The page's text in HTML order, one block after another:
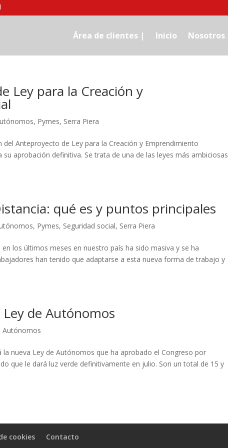
Área de clientes | Inicio Nosotros
Ley para la Creación y
, Pymes, Serra Piera
Anteproyecto de Ley para la Creación y Emprendimiento
aprobación definitiva. Se trata de una de las leyes más ambiciosas
qué es y puntos principales
, Pymes, Seguridad social, Serra Piera
los últimos meses en nuestro país ha sido masiva y se ha
han tenido que adaptarse a esta nueva forma de trabajo y
de Autónomos
Autónomos
nueva Ley de Autónomos que ha aprobado el Congreso por
que le dará luz verde definitivamente en julio. Son un total de 15 y
cookies Contacto